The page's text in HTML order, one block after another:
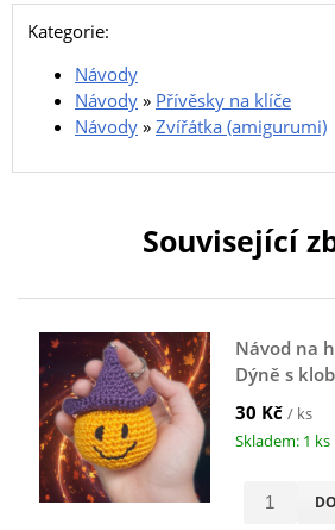
Kategorie:
Návody
Návody » Přívěsky na klíče
Návody » Zvířátka (amigurumi)
Související
Návod na
Dýně s
30 Kč / ks
Skladem: 1 ks